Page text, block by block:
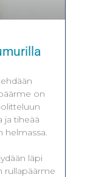
on
ja tiheää
helmassa.
läpi
rullapäärme